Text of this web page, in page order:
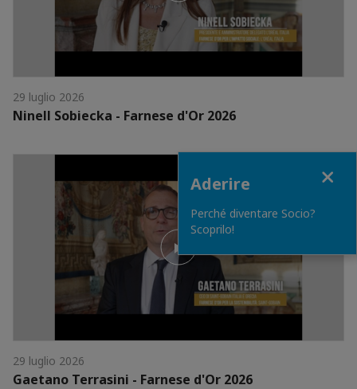
29 luglio 2026
Ninell Sobiecka - Farnese d'Or 2026
29 luglio 2026
Gaetano Terrasini - Farnese d'Or 2026
Aderire
Perché diventare Socio?
Scoprilo!